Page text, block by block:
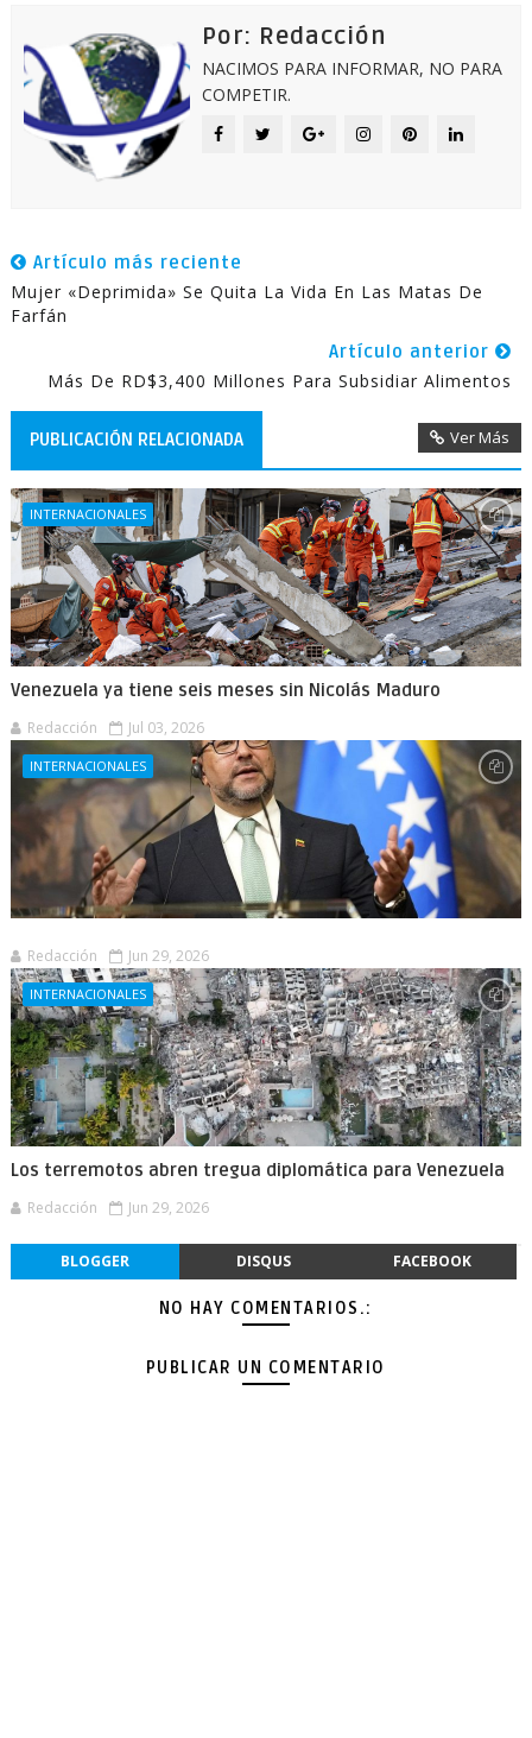
Por: Redacción
NACIMOS PARA INFORMAR, NO PARA
COMPETIR.
Artículo más reciente
Mujer «deprimida» Se Quita La Vida En Las Matas De
Farfán
Artículo anterior
Más De RD$3,400 Millones Para Subsidiar Alimentos
PUBLICACIÓN RELACIONADA Ver Más
INTERNACIONALES
Venezuela ya tiene seis meses sin Nicolás Maduro
Redacción Jul 03, 2026
INTERNACIONALES
Redacción Jun 29, 2026
INTERNACIONALES
Los terremotos abren tregua diplomática para Venezuela
Redacción Jun 29, 2026
BLOGGER DISQUS FACEBOOK
NO HAY COMENTARIOS.:
PUBLICAR UN COMENTARIO